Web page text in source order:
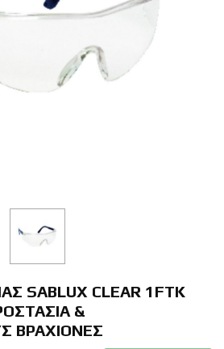
SABLUX CLEAR 1FTK
&
ΒΡΑΧΙΟΝΕΣ